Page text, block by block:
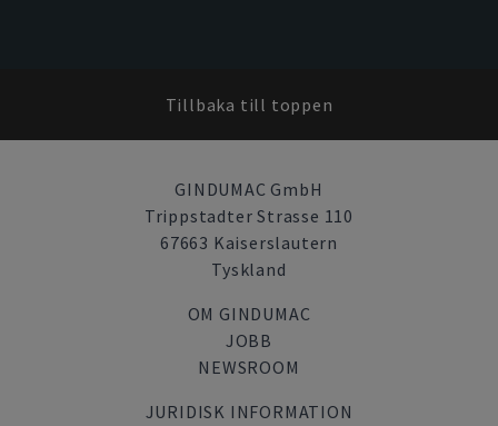
Tillbaka till toppen
GINDUMAC GmbH
Trippstadter Strasse 110
67663 Kaiserslautern
Tyskland
OM GINDUMAC
JOBB
NEWSROOM
JURIDISK INFORMATION